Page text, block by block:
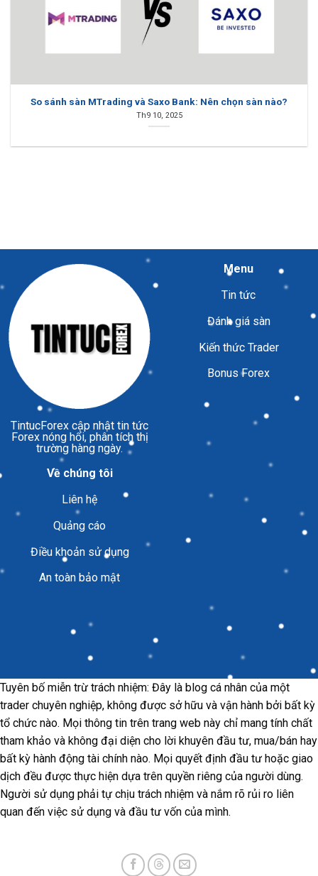
So sánh sàn MTrading và Saxo Bank: Nên chọn sàn nào?
Th9 10, 2025
TintucForex cập nhật tin tức
Forex nóng hổi, phân tích thị
trường hàng ngày.
Menu
Tin tức
Đánh giá sàn
Kiến thức Trader
Bonus Forex
Về chúng tôi
Liên hệ
Quảng cáo
Điều khoản sử dụng
An toàn bảo mật
Tuyên bố miễn trừ trách nhiệm: Đây là blog cá nhân của một
trader chuyên nghiệp, không được sở hữu và vận hành bởi bất kỳ
tổ chức nào. Mọi thông tin trên trang web này chỉ mang tính chất
tham khảo và không đại diện cho lời khuyên đầu tư, mua/bán hay
bất kỳ hành động tài chính nào. Mọi quyết định đầu tư hoặc giao
dịch đều được thực hiện dựa trên quyền riêng của người dùng.
Người sử dụng phải tự chịu trách nhiệm và nắm rõ rủi ro liên
quan đến việc sử dụng và đầu tư vốn của mình.